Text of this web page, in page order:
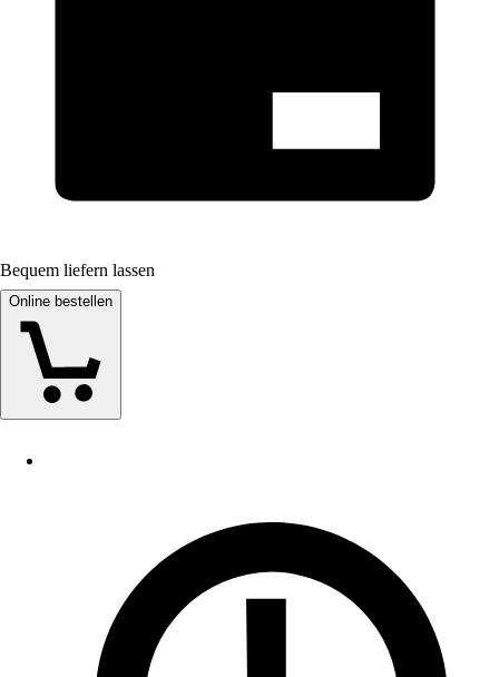
Bequem liefern lassen
Online bestellen